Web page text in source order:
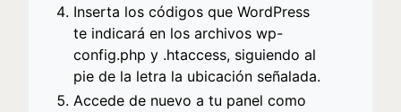
Inserta los códigos que WordPress
te indicará en los archivos wp-
config.php y .htaccess, siguiendo al
pie de la letra la ubicación señalada.
Accede de nuevo a tu panel como